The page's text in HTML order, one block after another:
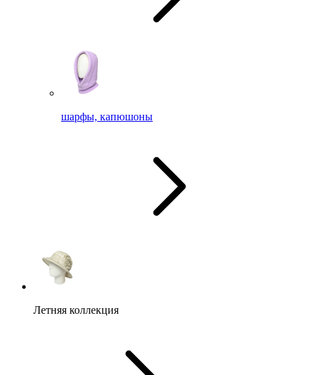
шарфы, капюшоны
Летняя коллекция